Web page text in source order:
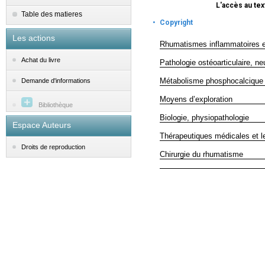
Table des matieres
Les actions
Achat du livre
Demande d'informations
Bibliothèque
Espace Auteurs
Droits de reproduction
L'accès au
· Copyright
Rhumatismes inflammatoires
Pathologie ostéoarticulaire,
Métabolisme
Moyens d’exploration
Biologie, physiopathologie
Thérapeutiques médicales et
Chirurgie du rhumatisme